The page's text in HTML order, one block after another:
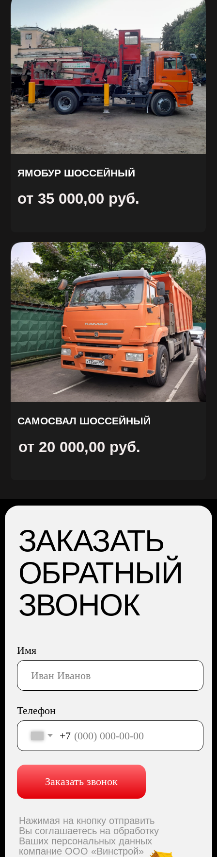
Нажимая на кнопку отправить
Вы соглашаетесь на обработку
Ваших персональных данных
компание ООО «Винстрой»
ЗАКАЗАТЬ
ОБРАТНЫЙ
ЗВОНОК
Имя
Телефон
Заказать звонок
АДРЕС: Москва, Профсоюзная 57,
помещение 602
НАШ БЛОГ
ОТЗЫВЫ
КОНТАКТЫ
W.I.N.S.T.R.O.Y@ya.ru
Есть вопросы?